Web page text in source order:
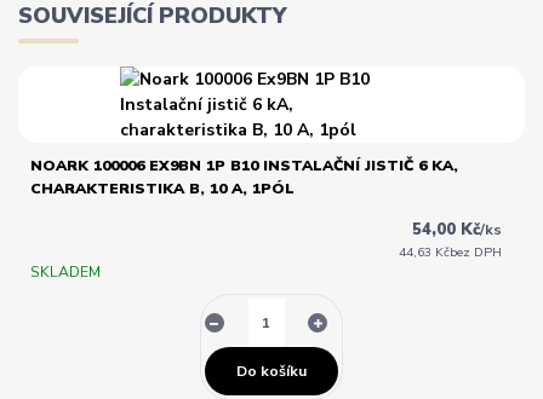
SOUVISEJÍCÍ PRODUKTY
NOARK 100006 EX9BN 1P B10 INSTALAČNÍ JISTIČ 6 KA,
CHARAKTERISTIKA B, 10 A, 1PÓL
54,00 Kč/ks
44,63 Kčbez DPH
SKLADEM
Do košíku